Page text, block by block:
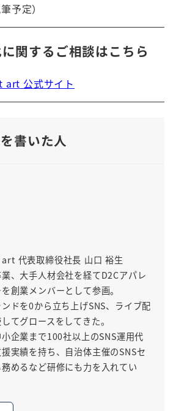
予定）
関するご相談はこちら
art 公式サイト
書いた人
代表取締役社長 山口 裕生
、大手人材会社を経てD2Cアパレ
創業メンバーとして参画。
ドを0から立ち上げSNS、ライブ配
てグロースをしてきた。
企業まで100社以上のSNS運用代
実績を持ち、自治体主催のSNSセ
めるなど研修にも力を入れてい